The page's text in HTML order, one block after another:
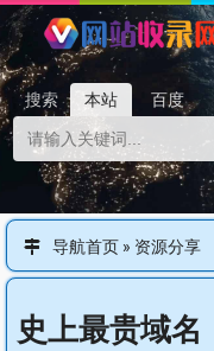
搜索 本站 百度
导航首页 » 资源分享
史上最贵域